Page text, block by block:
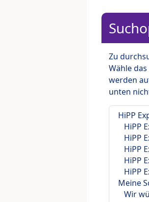
Zu
Wähle
werden
unten